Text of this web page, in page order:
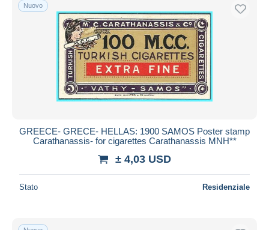
Nuovo
GREECE- GRECE- HELLAS: 1900 SAMOS Poster stamp
Carathanassis- for cigarettes Carathanassis MNH**
± 4,03 USD
Stato Residenziale